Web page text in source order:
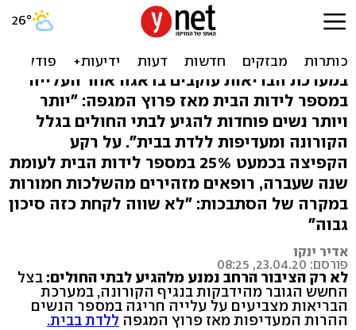
"העלייה במספר לידות הבית
לא מוצדקת ומסוכנת"
במערכת הבריאות עוקבים בדאגה אחר העלייה
במספר לידות הבית מאז פרוץ המגפה: "יותר
ויותר נשים פוחדות להגיע לבתי החולים בגלל
הקורונה ומעדיפות ללדת בבית". על רקע
הקפיצה בכמעט 25% במספר לידות הבית לעומת
שנה שעברה, רופאים מזהירים מהשלכות חמורות
במקרה של הסתבכות: "לא שווה לקחת כזה סיכון
גבוה"
אדיר ינקו
פורסם: 23.04.20, 08:25
לא רק הציבור הרחב נמנע מלהגיע לבתי החולים: בצל
החשש הגובר מהידבקות בנגיף הקורונה, במערכת
הבריאות מצביעים על עלייה חריגה במספר הנשים
ההרות המעדיפות מאז פרוץ המגפה ללדת בבית.